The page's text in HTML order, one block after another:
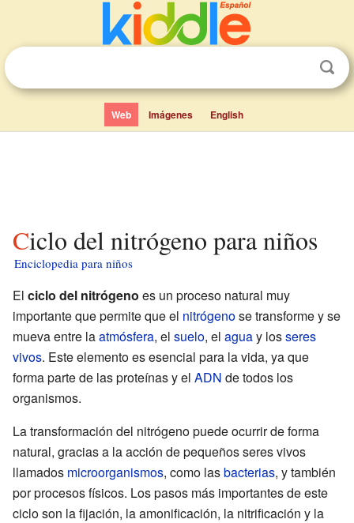
Web Imágenes English
Ciclo del nitrógeno para niños
Enciclopedia para niños
El ciclo del nitrógeno es un proceso natural muy
importante que permite que el nitrógenose transforme y se
mueva entre laatmósfera, el suelo, el aguay losseres
vivos. Este elemento es esencial para la vida, ya que
forma parte de las proteínas y el ADN de todos los
organismos.
La transformación del nitrógeno puede ocurrir de forma
natural, gracias a la acción de pequeños seres vivos
llamados microorganismos, como lasbacterias, y también
por procesos físicos. Los pasos más importantes de este
ciclo son la fijación, la amonificación, la nitrificación y la